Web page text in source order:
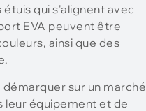
qui s'alignent avec
EVA peuvent être
ainsi que des
sur un marché
leur équipement et de